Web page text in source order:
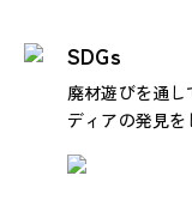
SDGs
廃材遊びを通し
ディアの発見を